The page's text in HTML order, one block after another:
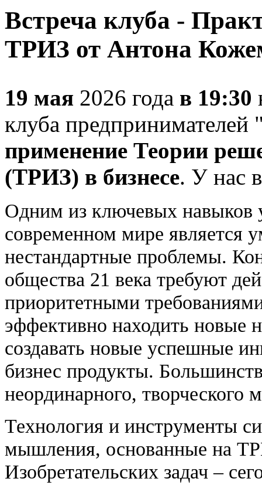
Встреча клуба -
ТРИЗ от Антона
19 мая 2026 года в 19:30
клуба
применение Теории
(ТРИЗ) в бизнесе. У нас
Одним из ключевых навыков
современном мире является
нестандартные проблемы.
общества 21 века требуют
приоритетными
эффективно находить новые
создавать новые успешные
бизнес продукты.
неординарного, творческого
Технология и инструменты
мышления, основанные на
Изобретательских задач –